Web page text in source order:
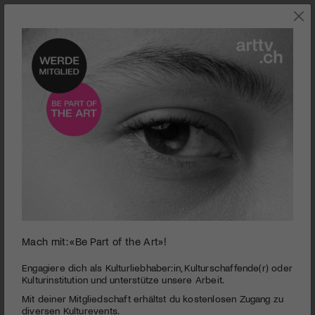
KLASSIK
seconds
minutes,
26
Swiss Alps Classics | Grussbotschaften 2021
Das Festival wird 5 Jahre alt. Zeit für Gratulationen.
Mach mit: «Be Part of the Art»!
Engagiere dich als Kulturliebhaber:in, Kulturschaffende(r) oder
Kulturinstitution und unterstütze unsere Arbeit.
Mit deiner Mitgliedschaft erhältst du kostenlosen Zugang zu
diversen Kulturevents.